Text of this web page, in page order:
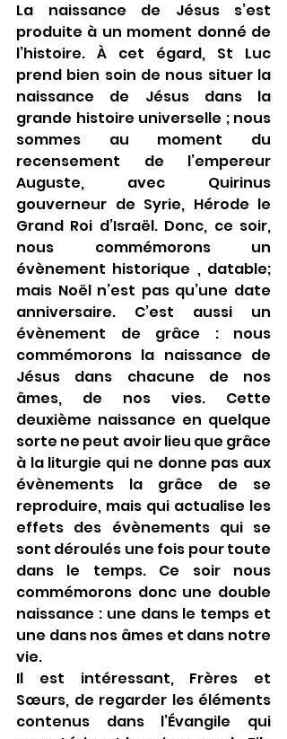
La naissance de Jésus s’est
produite à un moment donné de
l’histoire. À cet égard, St Luc
prend bien soin de nous situer la
naissance de Jésus dans la
grande histoire universelle ; nous
sommes au moment du
recensement de l’empereur
Auguste, avec Quirinus
gouverneur de Syrie, Hérode le
Grand Roi d’Israël. Donc, ce soir,
nous commémorons un
évènement historique , datable;
mais Noël n’est pas qu’une date
anniversaire. C’est aussi un
évènement de grâce : nous
commémorons la naissance de
Jésus dans chacune de nos
âmes, de nos vies. Cette
deuxième naissance en quelque
sorte ne peut avoir lieu que grâce
à la liturgie qui ne donne pas aux
évènements la grâce de se
reproduire, mais qui actualise les
effets des évènements qui se
sont déroulés une fois pour toute
dans le temps. Ce soir nous
commémorons donc une double
naissance : une dans le temps et
une dans nos âmes et dans notre
vie.
Il est intéressant, Frères et
Sœurs, de regarder les éléments
contenus dans l’Évangile qui